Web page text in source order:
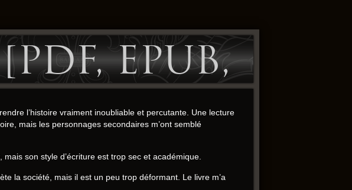
EPUB,
l’histoire vraiment inoubliable et percutante. Une lecture
mais les personnages secondaires m’ont semblé
son style d’écriture est trop sec et académique.
la société, mais il est un peu trop déformant. Le livre m’a